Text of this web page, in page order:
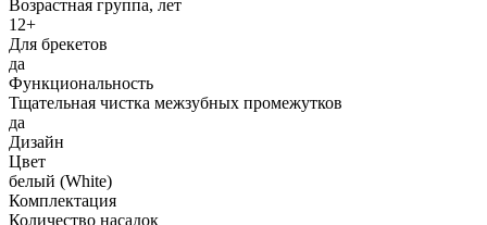
Возрастная группа, лет
12+
Для брекетов
да
Функциональность
Тщательная чистка межзубных промежутков
да
Дизайн
Цвет
белый (White)
Комплектация
Количество насадок